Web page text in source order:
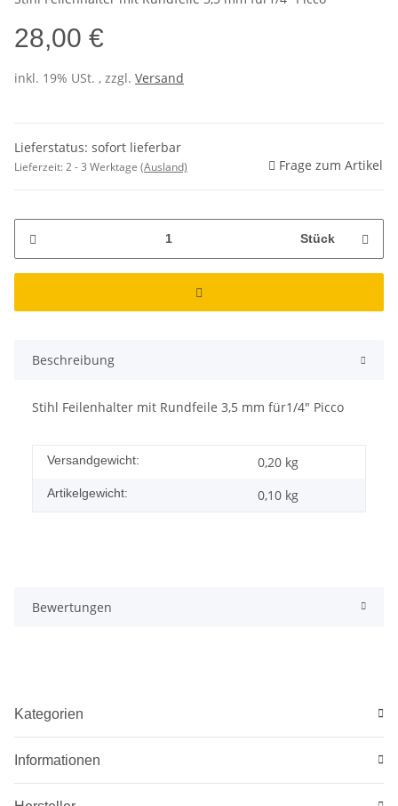
28,00 €
inkl. 19% USt. , zzgl. Versand
Lieferstatus: sofort lieferbar
Lieferzeit:2 - 3 Werktage (Ausland) Frage zum Artikel
Stück
Beschreibung
Stihl Feilenhalter mit Rundfeile 3,5 mm für1/4" Picco
Versandgewicht: 0,20 kg
Artikelgewicht: 0,10 kg
Bewertungen
Kategorien
Informationen